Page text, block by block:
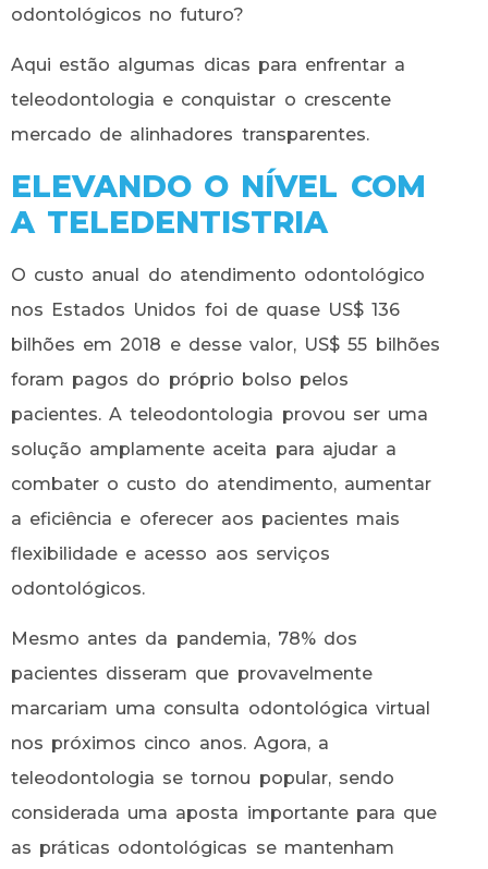
odontológicos no futuro?
Aqui estão algumas dicas para enfrentar a
teleodontologia e conquistar o crescente
mercado de alinhadores transparentes.
ELEVANDO O NÍVEL COM
A TELEDENTISTRIA
O custo anual do atendimento odontológico
nos Estados Unidos foi de quase US$ 136
bilhões em 2018 e desse valor, US$ 55 bilhões
foram pagos do próprio bolso pelos
pacientes. A teleodontologia provou ser uma
solução amplamente aceita para ajudar a
combater o custo do atendimento, aumentar
a eficiência e oferecer aos pacientes mais
flexibilidade e acesso aos serviços
odontológicos.
Mesmo antes da pandemia, 78% dos
pacientes disseram que provavelmente
marcariam uma consulta odontológica virtual
nos próximos cinco anos. Agora, a
teleodontologia se tornou popular, sendo
considerada uma aposta importante para que
as práticas odontológicas se mantenham